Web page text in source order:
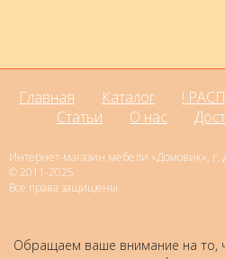
Главная Каталог !
Статьи
О нас
Интернет-магазин мебели «Домовик», г.
© 2011-2025
Все права защищены
Обращаем ваше внимание на то,